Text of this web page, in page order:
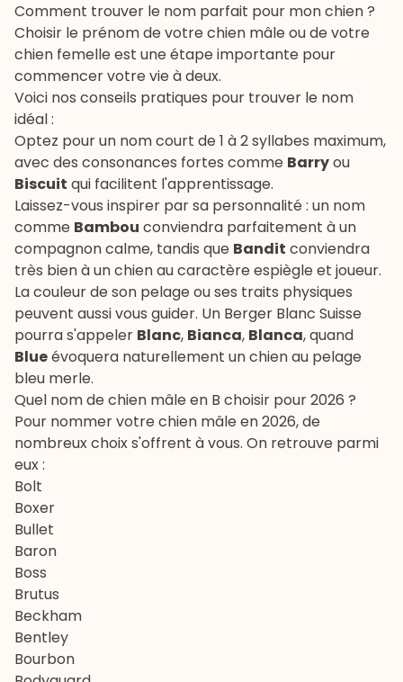
Comment trouver le nom parfait pour mon chien ?
Choisir le prénom de votre chien mâle ou de votre
chien femelle est une étape importante pour
commencer votre vie à deux.
Voici nos conseils pratiques pour trouver le nom
idéal :
Optez pour un nom court de 1 à 2 syllabes maximum,
avec des consonances fortes comme Barryou
Biscuit qui facilitent l'apprentissage.
Laissez-vous inspirer par sa personnalité : un nom
comme Bambou conviendra parfaitement à un
compagnon calme, tandis que Bandit conviendra
très bien à un chien au caractère espiègle et joueur.
La couleur de son pelage ou ses traits physiques
peuvent aussi vous guider. Un Berger Blanc Suisse
pourra s'appeler Blanc, Bianca, Blanca, quand
Blueévoquera naturellement un chien au pelage
bleu merle.
Quel nom de chien mâle en B choisir pour 2026 ?
Pour nommer votre chien mâle en 2026, de
nombreux choix s'offrent à vous. On retrouve parmi
eux :
Bolt
Boxer
Bullet
Baron
Boss
Brutus
Beckham
Bentley
Bourbon